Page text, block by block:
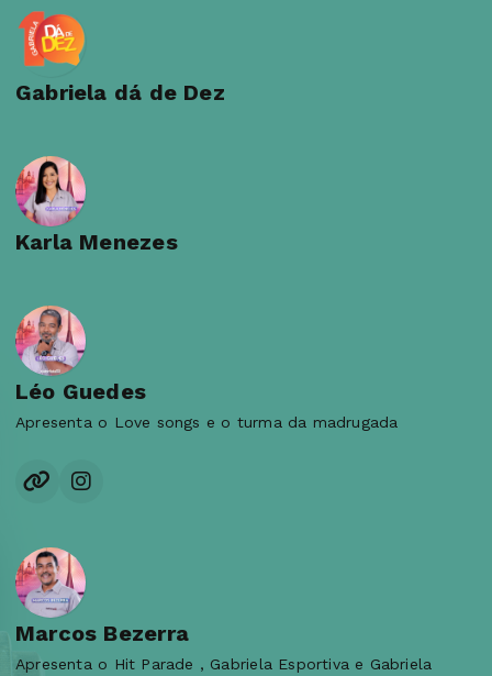
Gabriela dá de Dez
Karla Menezes
Léo Guedes
Apresenta o Love songs e o turma da madrugada
Marcos Bezerra
Apresenta o Hit Parade , Gabriela Esportiva e Gabriela